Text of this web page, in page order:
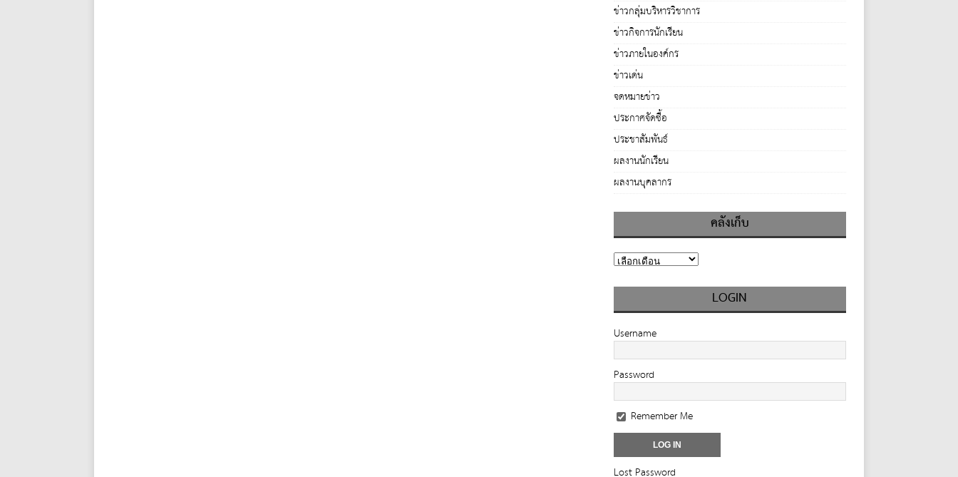
ข่าวกลุ่มบริหารวิชาการ
ข่าวกิจการนักเรียน
ข่าวภายในองค์กร
ข่าวเด่น
จดหมายข่าว
ประกาศจัดซื้อ
ประชาสัมพันธ์
ผลงานนักเรียน
ผลงานบุคลากร
คลังเก็บ
LOGIN
Username
Password
Remember Me
Lost Password